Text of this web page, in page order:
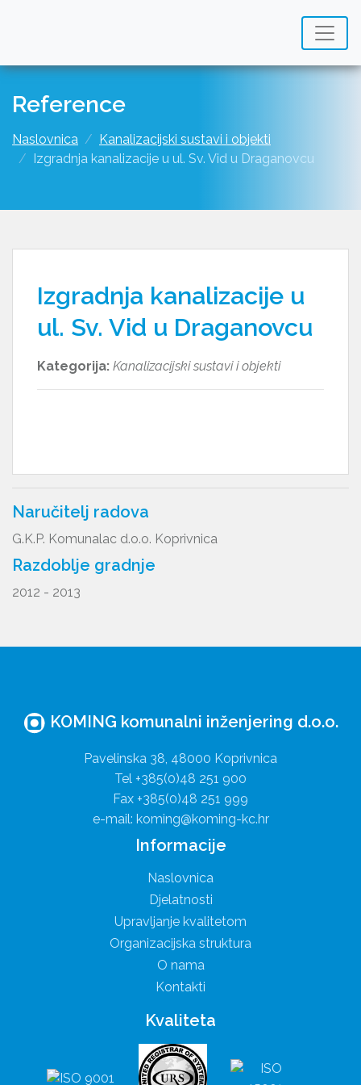
Reference
Naslovnica
Kanalizacijski sustavi i objekti
Izgradnja kanalizacije u ul. Sv. Vid u Draganovcu
Izgradnja kanalizacije u
ul. Sv. Vid u Draganovcu
Kategorija: Kanalizacijski sustavi i objekti
Naručitelj radova
G.K.P. Komunalac d.o.o. Koprivnica
Razdoblje gradnje
2012 - 2013
KOMING komunalni inženjering d.o.o.
Pavelinska 38, 48000 Koprivnica
Tel +385(0)48 251 900
Fax +385(0)48 251 999
e-mail: koming@koming-kc.hr
Informacije
Naslovnica
Djelatnosti
Upravljanje kvalitetom
Organizacijska struktura
O nama
Kontakti
Kvaliteta